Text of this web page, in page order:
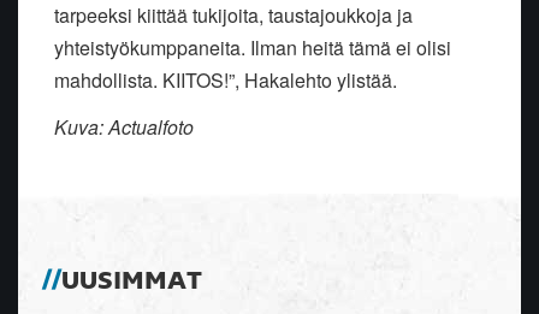
tarpeeksi kiittää tukijoita, taustajoukkoja ja
yhteistyökumppaneita. Ilman heitä tämä ei olisi
mahdollista. KIITOS!”, Hakalehto ylistää.
Kuva: Actualfoto
UUSIMMAT